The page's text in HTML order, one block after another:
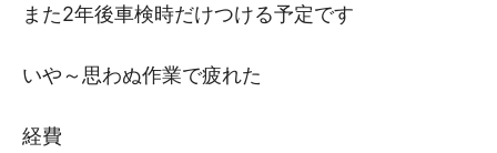
また2年後車検時だけつける予定です
いや～思わぬ作業で疲れた
経費